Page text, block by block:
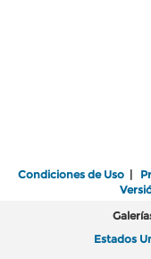
Condiciones de Uso |
Estados